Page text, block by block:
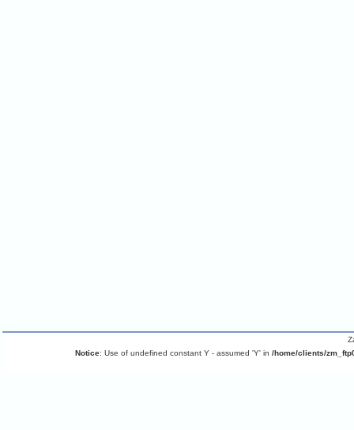
Notice: Use of undefined constant Y - assumed 'Y' in /home/clients/